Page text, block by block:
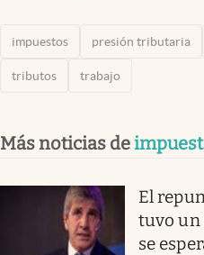
impuestos presión tributaria
tributos trabajo
Más noticias de
El
tuvo un
se